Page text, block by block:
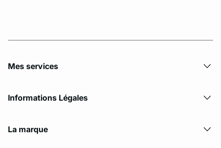
Mes services
Informations Légales
La marque